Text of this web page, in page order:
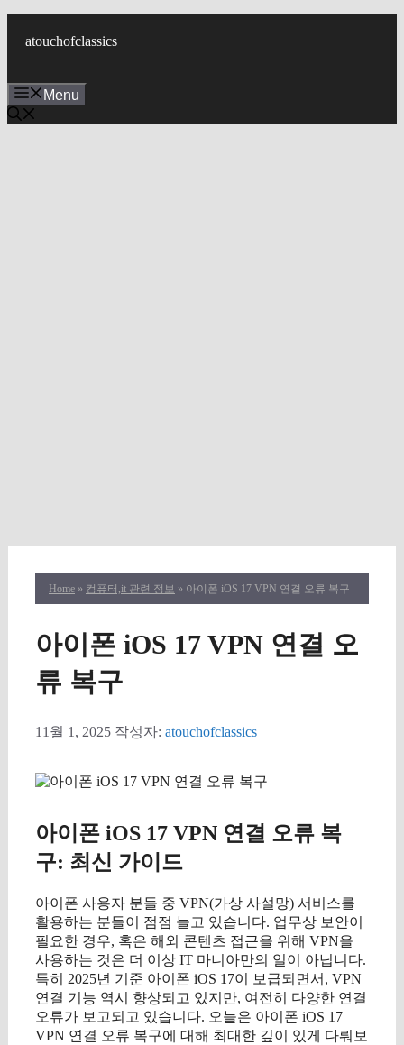
건
너
atouchofclassics
Menu
Home » 컴퓨터,it 관련 정보 » 아이폰 iOS 17 VPN 연결 오류 복구
아이폰 iOS 17 VPN 연결 오
류 복구
11월 1, 2025 작성자: atouchofclassics
아이폰 iOS 17 VPN 연결 오류 복
구: 최신 가이드
아이폰 사용자 분들 중 VPN(가상 사설망) 서비스를
활용하는 분들이 점점 늘고 있습니다. 업무상 보안이
필요한 경우, 혹은 해외 콘텐츠 접근을 위해 VPN을
사용하는 것은 더 이상 IT 마니아만의 일이 아닙니다.
특히 2025년 기준 아이폰 iOS 17이 보급되면서, VPN
연결 기능 역시 향상되고 있지만, 여전히 다양한 연결
오류가 보고되고 있습니다. 오늘은 아이폰 iOS 17
VPN 연결 오류 복구에 대해 최대한 깊이 있게 다뤄보